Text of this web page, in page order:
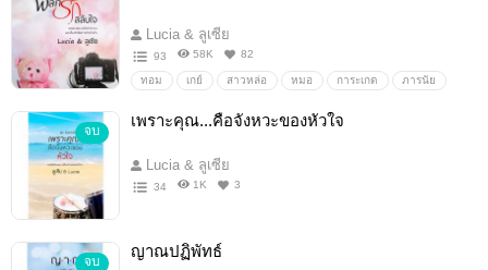
ปล. ไม่ค่อยอยากเขียนซ้ำแนวเดิม เพราะแนวที่อยาก
เขียนมีมากเหลือเกิน กลัวตายก่อนจะเขียนครบทุก
แนวที่อยากเขียน (ฮา) ก็เลยพยายามสลับๆ ไปค่ะ
Lucia & ลูเซีย
93 58K 82
ทอม เกย์ สาวหล่อ หมอ การะเกด ภารนัย
จบ
เพราะคุณ...คือจังหวะของหัวใจ
Lucia & ลูเซีย
34 1K 3
จบ
ญาณปฏิพัทธ์